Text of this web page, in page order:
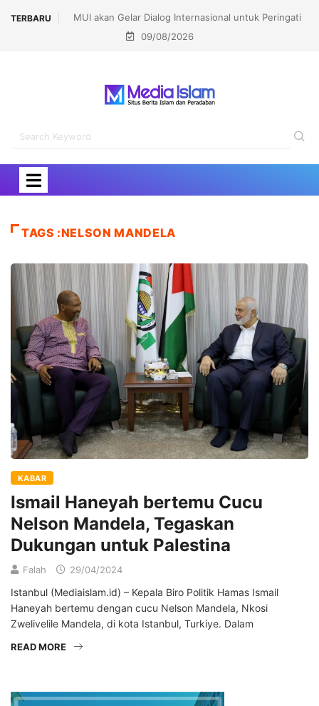
TERBARU
MUI akan Gelar Dialog Internasional untuk Peringati
Pembakaran Masjidil Aqsha
09/08/2026
TAGS :NELSON MANDELA
KABAR
Ismail Haneyah bertemu Cucu
Nelson Mandela, Tegaskan
Dukungan untuk Palestina
Falah 29/04/2024
Istanbul (Mediaislam.id) – Kepala Biro Politik Hamas Ismail
Haneyah bertemu dengan cucu Nelson Mandela, Nkosi
Zwelivelile Mandela, di kota Istanbul, Turkiye. Dalam
READ MORE